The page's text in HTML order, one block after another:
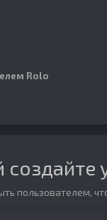
Rolo
пользователем,